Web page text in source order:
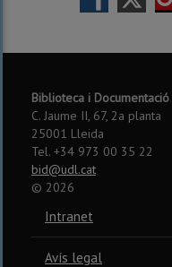
Biblioteca i Documentació
C. Jaume II, 67, 2a planta
25001 Lleida
Tel. +34 973 00 35 22
bid@udl.cat
© 2026
Intranet
Avís legal